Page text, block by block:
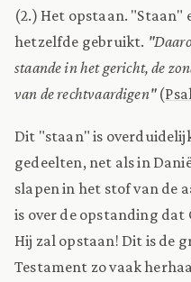
(2.) Het opstaan.
hetzelfde gebruikt.
staande in het gericht, de
van de rechtvaardigen"(
Dit "staan" is
gedeelten, net als in
slapen in het stof van de
is over de opstanding
Hij zal opstaan! Dit is de
Testament zo vaak